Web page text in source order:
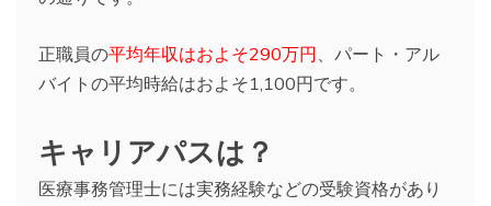
正職員の平均年収はおよそ290万円、パート・アル
バイトの平均時給はおよそ1,100円です。
キャリアパスは？
医療事務管理士には実務経験などの受験資格があり